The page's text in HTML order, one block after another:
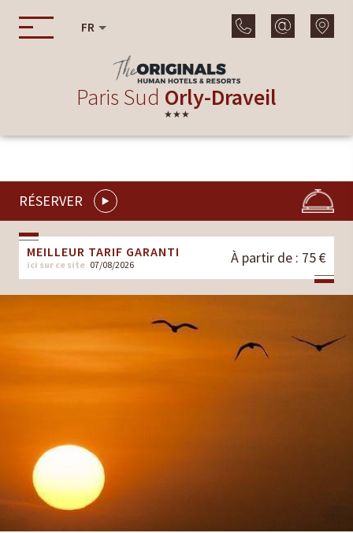
FR
Paris Sud Orly-Draveil
★★★
RÉSERVER
MEILLEUR TARIF GARANTI
ici sur ce site 07/08/2026 À partir de : 75 €